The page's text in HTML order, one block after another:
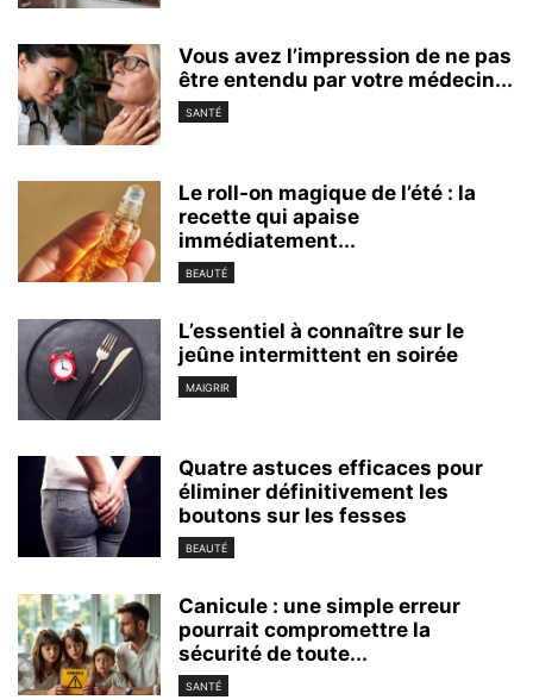
Vous avez l’impression de ne pas
être entendu par votre médecin...
SANTÉ
Le roll-on magique de l’été : la
recette qui apaise
immédiatement...
BEAUTÉ
L’essentiel à connaître sur le
jeûne intermittent en soirée
MAIGRIR
Quatre astuces efficaces pour
éliminer définitivement les
boutons sur les fesses
BEAUTÉ
Canicule : une simple erreur
pourrait compromettre la
sécurité de toute...
SANTÉ